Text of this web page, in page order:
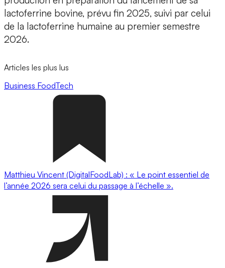
lactoferrine bovine, prévu fin 2025, suivi par celui
de la lactoferrine humaine au premier semestre
2026.
Articles les plus lus
Business FoodTech
Matthieu Vincent (DigitalFoodLab) : « Le point essentiel de
l’année 2026 sera celui du passage à l’échelle ».